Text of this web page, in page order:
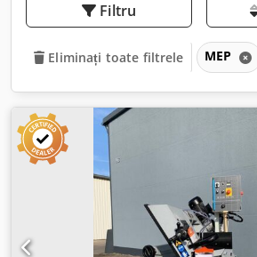
Filtru
Eliminați toate filtrele MEP